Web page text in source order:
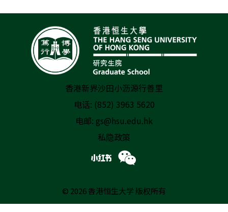
香港新界沙田小沥源行善里
电话: (852) 3963 5620
电邮: gs@hsu.edu.hk
私隐政策
© 2026 香港恒生大学 版权所有